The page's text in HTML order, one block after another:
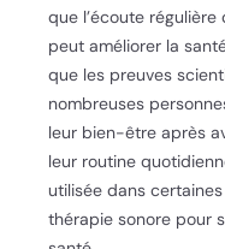
que l’écoute
peut améliorer la
que les preuves
nombreuses
leur bien-être après
leur routine
utilisée dans
thérapie sonore pour